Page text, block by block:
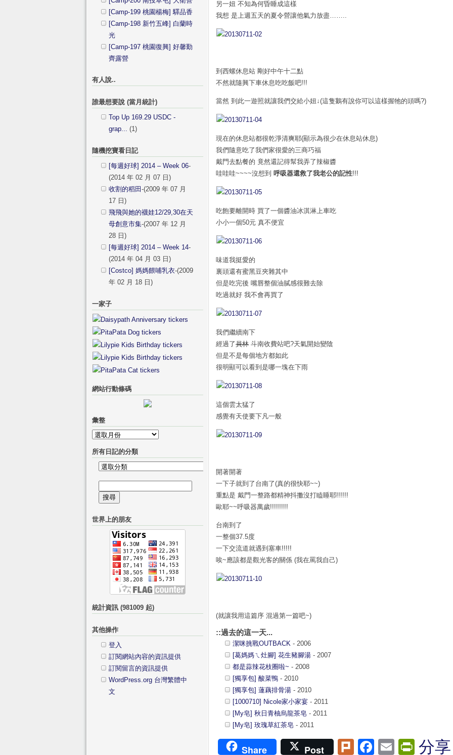
另一妞 不知為何昏睡成這樣
我想 是上週五天的夏令營讓他氣力放盡……..
到西螺休息站 剛好中午十二點
不然就隨興下車休息吃吃飯吧!!!
當然 到此一遊照就讓我們交給小妞↓(這隻鵝有說你可以這樣握牠的頭嗎?)
現在的休息站都很乾淨清爽耶(顯示為很少在休息站休息)
我們隨意吃了我們家很愛的三商巧福
戴門去點餐的 竟然還記得幫我弄了辣椒醬
哇哇哇~~~~沒想到 呼吸器還救了我老公的記性!!!
吃飽要離開時 買了一個醬油冰淇淋上車吃
小小一個50元 真不便宜
味道我挺愛的
裏頭還有蜜黑豆夾雜其中
但是吃完後 嘴唇整個油膩感很難去除
吃過就好 我不會再買了
我們繼續南下
經過了員林 斗南收費站吧?天氣開始變陰
但是不是每個地方都如此
很明顯可以看到是哪一塊在下雨
這個雲太猛了
感覺有天使要下凡一般
開著開著
一下子就到了台南了(真的很快耶~~)
重點是 戴門一整路都精神抖擻沒打瞌睡耶!!!!!!
歐耶~~呼吸器萬歲!!!!!!!!!
台南到了
一整個37.5度
一下交流道就遇到塞車!!!!!
唉~應該都是觀光客的關係 (我在罵我自己)
(就讓我用這篇序 混過第一篇吧~)
::過去的這一天...
潔咪挑戰OUTBACK - 2006
[葛媽媽ㄟ灶腳] 花生豬腳湯 - 2007
都是蒜辣花枝圈啦~ - 2008
[獨享包] 酸菜鴨 - 2010
[獨享包] 蓮藕排骨湯 - 2010
[1000710] Nicole家小家宴 - 2011
[My皂] 秋日青柚烏龍茶皂 - 2011
[My皂] 玫瑰草紅茶皂 - 2011
Share Post PlurkFacebook
Email分享
[Camp-199 桃園楊梅] 驛品香
[Camp-198 新竹五峰] 白蘭時
光
[Camp-197 桃園復興] 好馨勤
齊露營
有人說..
誰最想要說 (當月統計)
Top Up 169.29 USDC -
grap... (1)
隨機挖寶看日記
[每週好球] 2014 – Week 06-
(2014 年 02 月 07 日)
收割的稻田 -(2009 年 07 月
17 日)
飛飛與她的襪娃12/29,30在天
母創意市集-(2007 年 12 月
28 日)
[每週好球] 2014 – Week 14-
(2014 年 04 月 03 日)
[Costco] 媽媽餵哺乳衣-(2009
年 02 月 18 日)
一家子
網站行動條碼
彙整
彙
整
所有日記的分類
所
日
記
分
尋
鍵
世界上的朋友
統計資訊 (981009 起)
其他操作
登入
訂閱網站內容的資訊提供
訂閱留言的資訊提供
WordPress.org 台灣繁體中
文